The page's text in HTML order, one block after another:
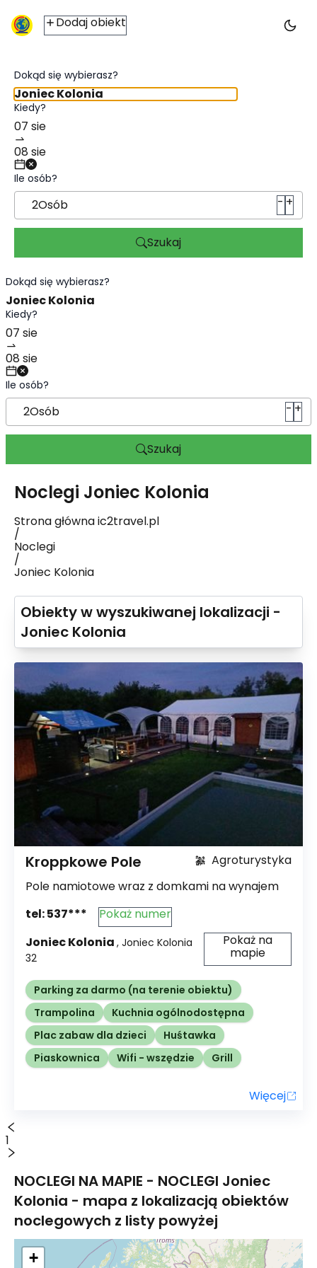
Dodaj obiekt
Dokąd się wybierasz?
Kiedy?
Ile osób?
- +
2Osób
Szukaj
Dokąd się wybierasz?
Kiedy?
Ile osób?
- +
2Osób
Szukaj
Noclegi Joniec Kolonia
Strona główna ic2travel.pl
/
Noclegi
/
Joniec Kolonia
Obiekty w wyszukiwanej lokalizacji -
Joniec Kolonia
Kroppkowe Pole
Agroturystyka
Pole namiotowe wraz z domkami na wynajem
tel:537***
Pokaż numer
Joniec Kolonia , Joniec Kolonia
32
Pokaż na
mapie
Parking za darmo (na terenie obiektu)
Trampolina
Kuchnia ogólnodostępna
Plac zabaw dla dzieci
Huśtawka
Piaskownica
Wifi - wszędzie Grill
Więcej
1
NOCLEGI NA MAPIE - NOCLEGI Joniec
Kolonia - mapa z lokalizacją obiektów
noclegowych z listy powyżej
+